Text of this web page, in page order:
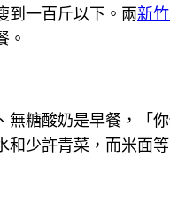
到一百斤以下。兩新
。
無糖酸奶是早餐，「
和少許青菜，而米面